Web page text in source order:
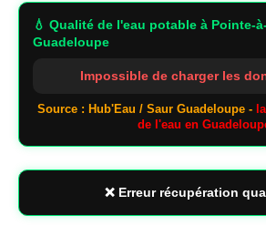
💧 Qualité de l'eau potable à Pointe-
Guadeloupe
Impossible de charger les
Source : Hub'Eau / Saur Guadeloupe -
de l'eau en
❌ Erreur récupération